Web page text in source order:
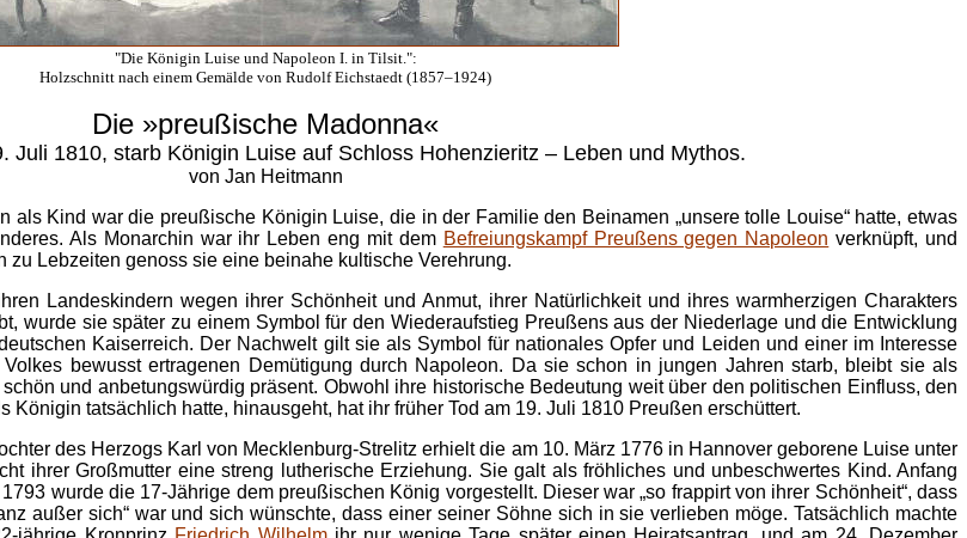
"Die Königin Luise und Napoleon I. in Tilsit.":
Holzschnitt nach einem Gemälde von Rudolf Eichstaedt (1857–1924)
Die »preußische Madonna«
Juli 1810, starb Königin Luise auf Schloss Hohenzieritz – Leben und Mythos.
von Jan Heitmann
als Kind war die preußische Königin Luise, die in der Familie den Beinamen „unsere tolle Louise“ hatte, etwas
Als Monarchin war ihr Leben eng mit dem Befreiungskampf Preußens gegen Napoleon verknüpft, und
zu Lebzeiten genoss sie eine beinahe kultische Verehrung.
Landeskindern wegen ihrer Schönheit und Anmut, ihrer Natürlichkeit und ihres warmherzigen Charakters
wurde sie später zu einem Symbol für den Wiederaufstieg Preußens aus der Niederlage und die Entwicklung
Kaiserreich. Der Nachwelt gilt sie als Symbol für nationales Opfer und Leiden und einer im Interesse
Volkes bewusst ertragenen Demütigung durch Napoleon. Da sie schon in jungen Jahren starb, bleibt sie als
schön und anbetungswürdig präsent. Obwohl ihre historische Bedeutung weit über den politischen Einfluss, den
Königin tatsächlich hatte, hinausgeht, hat ihr früher Tod am 19. Juli 1810 Preußen erschüttert.
des Herzogs Karl von Mecklenburg-Strelitz erhielt die am 10. März 1776 in Hannover geborene Luise unter
ihrer Großmutter eine streng lutherische Erziehung. Sie galt als fröhliches und unbeschwertes Kind. Anfang
1793 wurde die 17-Jährige dem preußischen König vorgestellt. Dieser war „so frappirt von ihrer Schönheit“, dass
außer sich“ war und sich wünschte, dass einer seiner Söhne sich in sie verlieben möge. Tatsächlich machte